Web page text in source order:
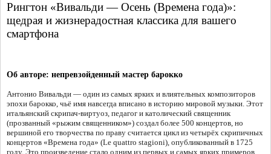
Рингтон «Вивальди — Осень (Времена года)»:
щедрая и жизнерадостная классика для вашего
смартфона
Об авторе: непревзойденный мастер барокко
Антонио Вивальди — один из самых ярких и влиятельных композиторов
эпохи барокко, чьё имя навсегда вписано в историю мировой музыки. Этот
итальянский скрипач-виртуоз, педагог и католический священник
(прозванный «рыжим священником») создал более 500 концертов, но
вершиной его творчества по праву считается цикл из четырёх скрипичных
концертов «Времена года» (Le quattro stagioni), опубликованный в 1725
году. Это произведение стало одним из первых и самых ярких примеров